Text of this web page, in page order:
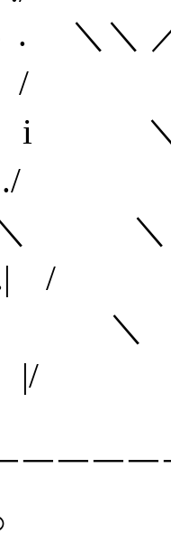
＼
.＼
/
＼
￣￣￣￣